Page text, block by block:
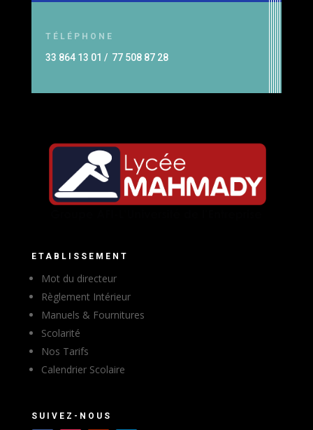
TÉLÉPHONE
33 864 13 01 / 77 508 87 28
ETABLISSEMENT
Mot du directeur
Règlement Intérieur
Manuels & Fournitures
Scolarité
Nos Tarifs
Calendrier Scolaire
SUIVEZ-NOUS